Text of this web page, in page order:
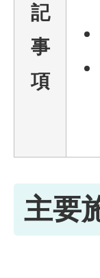
記
事
項
主要